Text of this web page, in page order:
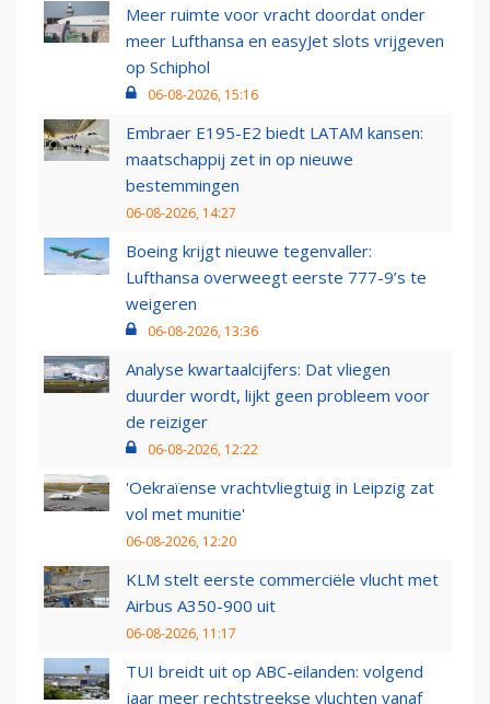
Meer ruimte voor vracht doordat onder
meer Lufthansa en easyJet slots vrijgeven
op Schiphol
06-08-2026, 15:16
Embraer E195-E2 biedt LATAM kansen:
maatschappij zet in op nieuwe
bestemmingen
06-08-2026, 14:27
Boeing krijgt nieuwe tegenvaller:
Lufthansa overweegt eerste 777-9’s te
weigeren
06-08-2026, 13:36
Analyse kwartaalcijfers: Dat vliegen
duurder wordt, lijkt geen probleem voor
de reiziger
06-08-2026, 12:22
'Oekraïense vrachtvliegtuig in Leipzig zat
vol met munitie'
06-08-2026, 12:20
KLM stelt eerste commerciële vlucht met
Airbus A350-900 uit
06-08-2026, 11:17
TUI breidt uit op ABC-eilanden: volgend
jaar meer rechtstreekse vluchten vanaf